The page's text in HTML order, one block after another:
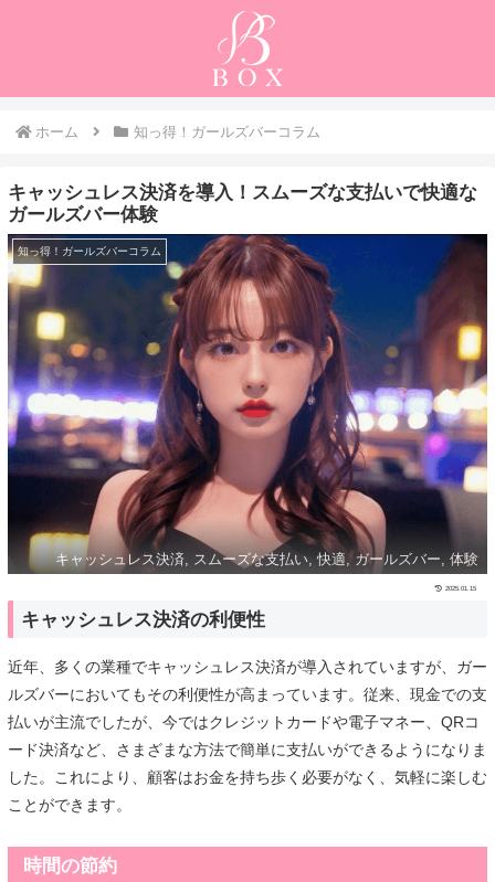
ホーム 知っ得！ガールズバーコラム
キャッシュレス決済を導入！スムーズな支払いで快適な
ガールズバー体験
知っ得！ガールズバーコラム
キャッシュレス決済, スムーズな支払い, 快適, ガールズバー, 体験
2025.01.15
キャッシュレス決済の利便性
近年、多くの業種でキャッシュレス決済が導入されていますが、ガー
ルズバーにおいてもその利便性が高まっています。従来、現金での支
払いが主流でしたが、今ではクレジットカードや電子マネー、QRコ
ード決済など、さまざまな方法で簡単に支払いができるようになりま
した。これにより、顧客はお金を持ち歩く必要がなく、気軽に楽しむ
ことができます。
時間の節約